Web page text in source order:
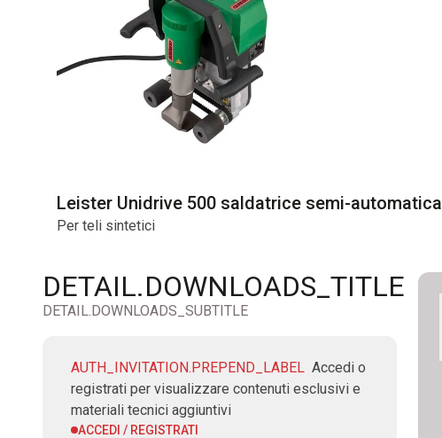
Leister Unidrive 500 saldatrice semi-automatica
Per teli sintetici
DETAIL.DOWNLOADS_TITLE
DETAIL.DOWNLOADS_SUBTITLE
AUTH_INVITATION.PREPEND_LABEL Accedi o
registrati per visualizzare contenuti esclusivi e
materiali tecnici aggiuntivi
ACCEDI / REGISTRATI